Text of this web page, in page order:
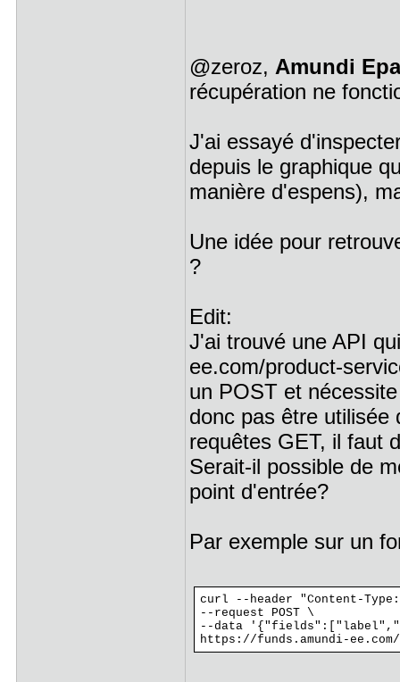
@zeroz, Amundi
récupération ne
J'ai essayé
depuis le graphique
manière d'espens),
Une idée pour
?
Edit:
J'ai trouvé une API
ee.com/product-
un POST et
donc pas être utilisée
requêtes GET, il faut
Serait-il possible de
point d'entrée?
Par exemple sur un
curl --header "Content-
--request POST \
--data
https://funds.amundi-